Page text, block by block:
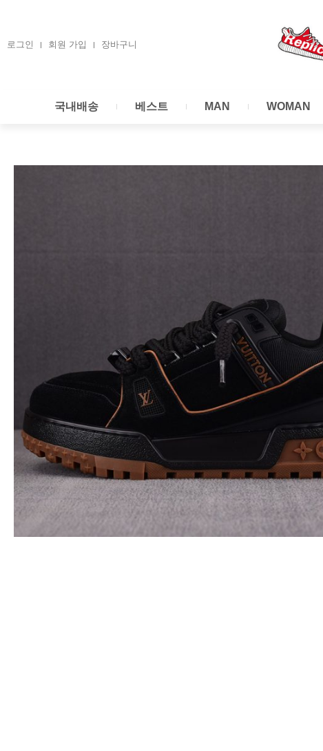
츠로그인 회원 가입 장바구니
국내배송 베스트 MAN WOMAN